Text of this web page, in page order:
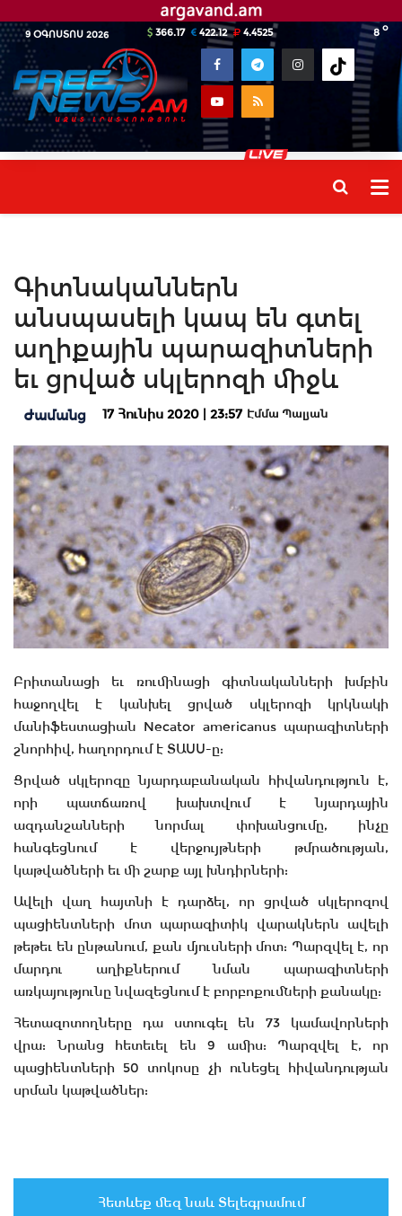
9 ՕԳՈՍՏՈՍ 2026 8 o
366.17 422.12 4.4525
Գիտնականներն
անսպասելի կապ են գտել
աղիքային պարազիտների
եւ ցրված սկլերոզի միջև
Ժամանց 17 Հունիս 2020 | 23:57 Էմմա Պալյան
Բրիտանացի եւ ռումինացի գիտնականների խմբին
հաջողվել է կանխել ցրված սկլերոզի կրկնակի
մանիֆեստացիան Necator americanus պարազիտների
շնորհիվ, հաղորդում է ՏԱՍՍ-ը:
Ցրված սկլերոզը նյարդաբանական հիվանդություն է,
որի պատճառով խախտվում է նյարդային
ազդանշանների նորմալ փոխանցումը, ինչը
հանգեցնում է վերջույթների թմրածության,
կաթվածների եւ մի շարք այլ խնդիրների:
Ավելի վաղ հայտնի է դարձել, որ ցրված սկլերոզով
պացիենտների մոտ պարազիտիկ վարակներն ավելի
թեթեւ են ընթանում, քան մյուսների մոտ: Պարզվել է, որ
մարդու աղիքներում նման պարազիտների
առկայությունը նվազեցնում է բորբոքումների քանակը:
Հետազոտողները դա ստուգել են 73 կամավորների
վրա: Նրանց հետեւել են 9 ամիս: Պարզվել է, որ
պացիենտների 50 տոկոսը չի ունեցել հիվանդության
սրման կաթվածներ:
Հետևեք մեզ նաև Տելեգրամում